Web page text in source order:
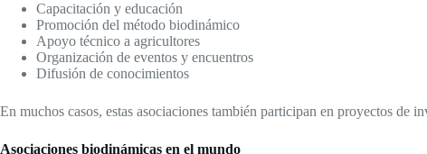
Capacitación y educación
Promoción del método biodinámico
Apoyo técnico a agricultores
Organización de eventos y encuentros
Difusión de conocimientos
En muchos casos, estas asociaciones también participan en proyectos de
Asociaciones biodinámicas en el mundo